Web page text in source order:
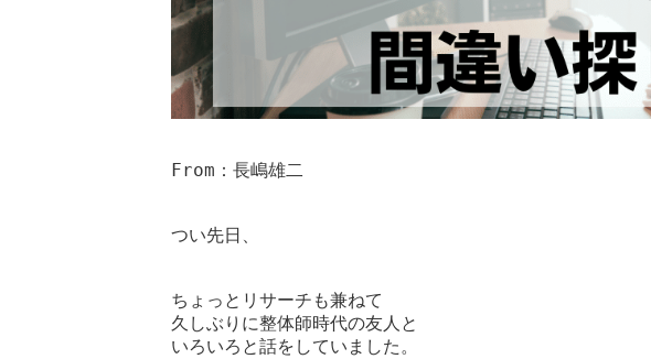
From：長嶋雄二
つい先日、
ちょっとリサーチも兼ねて
久しぶりに整体師時代の友人と
いろいろと話をしていました。